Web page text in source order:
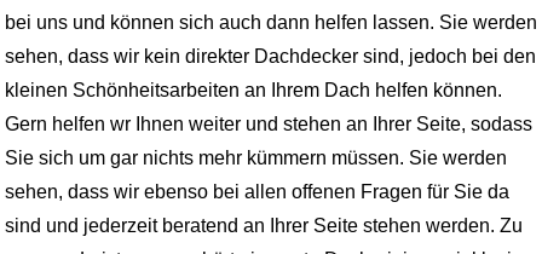
bei uns und können sich auch dann helfen lassen. Sie werden
sehen, dass wir kein direkter Dachdecker sind, jedoch bei den
kleinen Schönheitsarbeiten an Ihrem Dach helfen können.
Gern helfen wr Ihnen weiter und stehen an Ihrer Seite, sodass
Sie sich um gar nichts mehr kümmern müssen. Sie werden
sehen, dass wir ebenso bei allen offenen Fragen für Sie da
sind und jederzeit beratend an Ihrer Seite stehen werden. Zu